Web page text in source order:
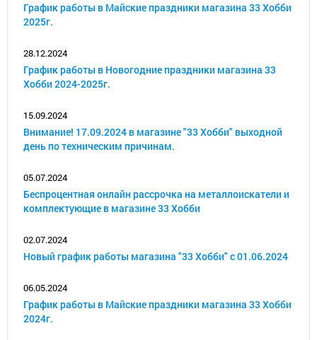
График работы в Майские праздники магазина 33 Хобби
2025г.
28.12.2024
График работы в Новогодние праздники магазина 33
Хобби 2024-2025г.
15.09.2024
Внимание! 17.09.2024 в магазине "33 Хобби" выходной
день по техническим причинам.
05.07.2024
Беспроцентная онлайн рассрочка на металлоискатели и
комплектующие в магазине 33 Хобби
02.07.2024
Новый график работы магазина "33 Хобби" с 01.06.2024
06.05.2024
График работы в Майские праздники магазина 33 Хобби
2024г.